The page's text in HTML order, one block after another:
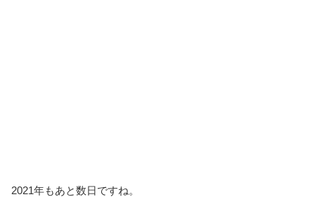
2021年もあと数日ですね。